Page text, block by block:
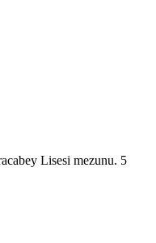
Lisesi mezunu. 5